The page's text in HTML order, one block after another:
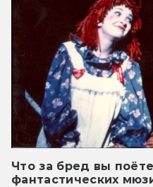
Что за бред вы
фантастических